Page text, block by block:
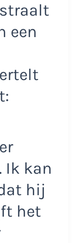
een
Ik kan
hij
het